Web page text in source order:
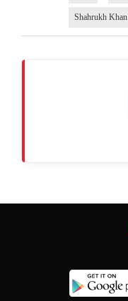
Shahrukh Khan